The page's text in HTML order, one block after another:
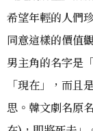
希望年輕的人們
同意這樣的價值
男主角的名字是
「現在」，而且
思。韓文劇名原